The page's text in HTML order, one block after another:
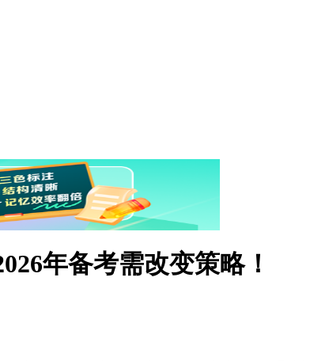
年备考需改变策略！